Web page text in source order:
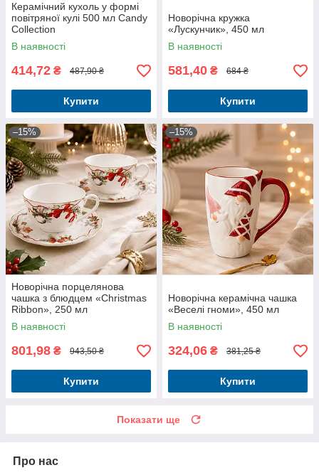
Керамічний кухоль у формі
повітряної кулі 500 мл Candy
Collection
В наявності
414,72 ₴ 487,90 ₴
Купити
Новорічна кружка
«Лускунчик», 450 мл
В наявності
581,40 ₴ 684 ₴
Купити
–15%
Новорічна порцелянова
чашка з блюдцем «Christmas
Ribbon», 250 мл
В наявності
801,98 ₴ 943,50 ₴
Купити
–15%
Новорічна керамічна чашка
«Веселі гноми», 450 мл
В наявності
324,06 ₴ 381,25 ₴
Купити
Показати ще
Про нас